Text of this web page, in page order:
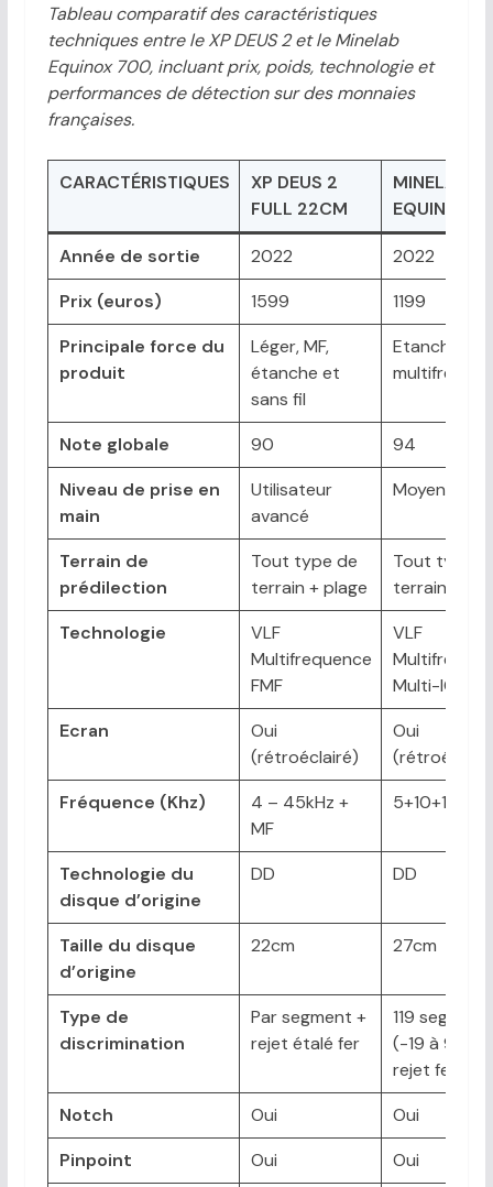
Tableau comparatif des caractéristiques
techniques entre le XP DEUS 2 et le Minelab
Equinox 700, incluant prix, poids, technologie et
performances de détection sur des monnaies
françaises.
CARACTÉRISTIQUES
XP DEUS 2
FULL 22CM
MINELAB
EQUINOX
Année de sortie 2022
2022
Prix (euros)
1599
1199
Principale force du
produit
Léger, MF,
étanche et
sans fil
Etanche et
Note globale 90
94
Niveau de prise en
main
Utilisateur
avancé
Moyen
Terrain de
prédilection
Tout type de
terrain + plage
Tout type
terrain +
Technologie
VLF
Multifrequence
FMF
VLF
Multi-IQ
Ecran
Oui
(rétroéclairé)
Oui
Fréquence (Khz)
4 – 45kHz +
MF
5+10+15+MF
Technologie du
disque d’origine
DD DD
Taille du disque
d’origine
22cm 27cm
Type de
discrimination
Par segment +
rejet étalé fer
119
(-19 à 99) +
rejet fer
Notch
Oui
Oui
Pinpoint
Oui
Oui